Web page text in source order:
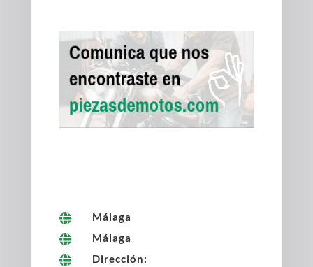

Málaga

Málaga

Dirección: